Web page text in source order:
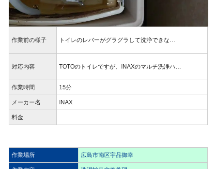
作業前の様子 トイレのレバーがグラグラして洗浄できな…
対応内容 TOTOのトイレですが、INAXのマルチ洗浄ハ…
作業時間 15分
メーカー名 INAX
料金
作業場所 広島市南区宇品御幸